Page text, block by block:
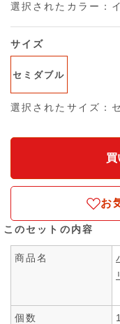
選択されたカラー：
サイズ
セミダブル
選択されたサイズ：
お
このセットの内容
商品名
個数 1